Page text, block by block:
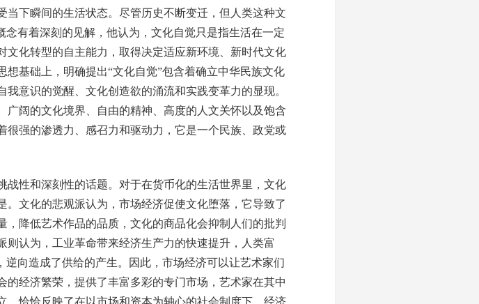
下瞬间的生活状态。尽管历史不断变迁，但人类这种文
有着深刻的见解，他认为，文化自觉只是指生活在一定
化转型的自主能力，取得决定适应新环境、新时代文化
基础上，明确提出“文化自觉”包含着确立中华民族文化
意识的觉醒、文化创造欲的涌流和实践变革力的显现。
阔的文化境界、自由的精神、高度的人文关怀以及饱含
强的渗透力、感召力和驱动力，它是一个民族、政党或
性和深刻性的话题。对于在货币化的生活世界里，文化
文化的悲观派认为，市场经济促使文化堕落，它导致了
降低艺术作品的品质，文化的商品化会抑制人们的批判
认为，工业革命带来经济生产力的快速提升，人类富
向造成了供给的产生。因此，市场经济可以让艺术家们
经济繁荣，提供了丰富多彩的专门市场，艺术家在其中
恰恰反映了在以市场和资本为轴心的社会制度下，经济